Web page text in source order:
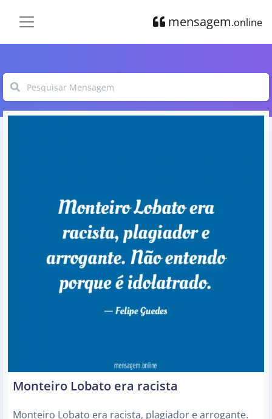
mensagem.online
Monteiro Lobato era racista
Monteiro Lobato era racista, plagiador e arrogante.